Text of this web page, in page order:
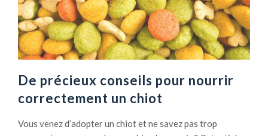
De précieux conseils pour nourrir
correctement un chiot
Vous venez d’adopter un chiot et ne savez pas trop